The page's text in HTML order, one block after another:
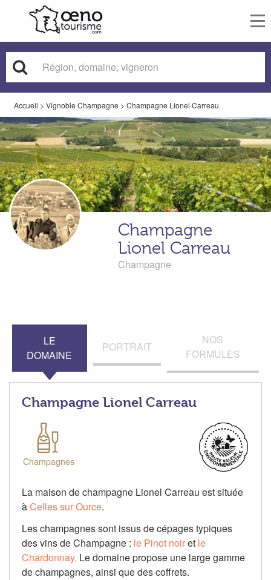
Accueil > Vignoble Champagne > Champagne Lionel Carreau
Champagne
Lionel Carreau
Champagne
LE
DOMAINE
PORTRAIT
NOS
FORMULES
Champagne Lionel Carreau
Champagnes
La maison de champagne Lionel Carreau est située
àCelles sur Ource.
Les champagnes sont issus de cépages typiques
des vins de Champagne : le Pinot noiret le
Chardonnay. Le domaine propose une large gamme
de champagnes, ainsi que des coffrets.